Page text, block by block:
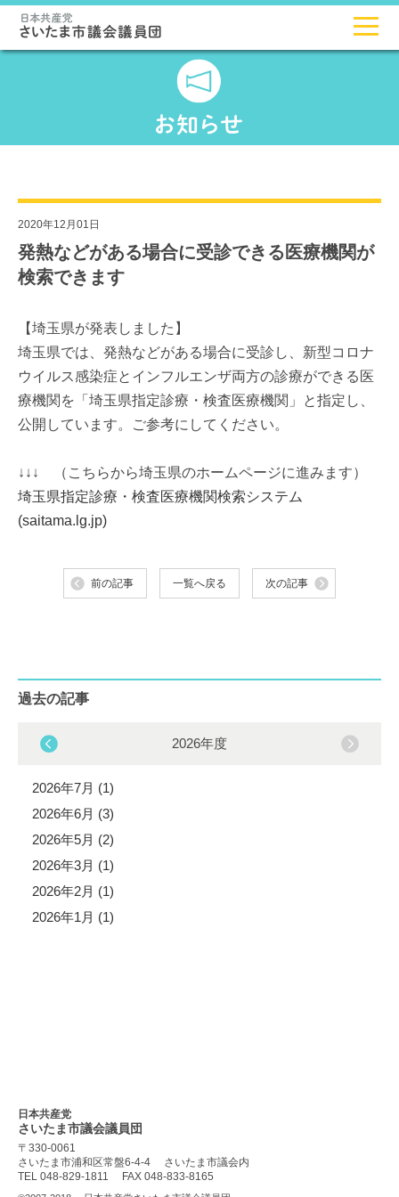
2020年12月01日
発熱などがある場合に受診できる医療機関が
検索できます
【埼玉県が発表しました】
埼玉県では、発熱などがある場合に受診し、新型コロナ
ウイルス感染症とインフルエンザ両方の診療ができる医
療機関を「埼玉県指定診療・検査医療機関」と指定し、
公開しています。ご参考にしてください。
↓↓↓ （こちらから埼玉県のホームページに進みます）
埼玉県指定診療・検査医療機関検索システム
(saitama.lg.jp)
前の記事 一覧へ戻る 次の記事
過去の記事
2026年度
2026年7月 (1)
2026年6月 (3)
2026年5月 (2)
2026年3月 (1)
2026年2月 (1)
2026年1月 (1)
日本共産党
さいたま市議会議員団
〒330-0061
さいたま市浦和区常盤6-4-4
さいたま市議会内
TEL 048-829-1811
FAX 048-833-8165